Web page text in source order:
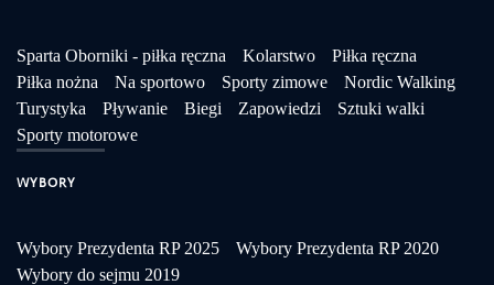
Sparta Oborniki - piłka ręczna Kolarstwo
Piłka ręczna
Piłka nożna
Na sportowo Sporty zimowe
Nordic Walking
Turystyka
Pływanie Biegi Zapowiedzi
Sztuki walki
Sporty motorowe
WYBORY
Wybory Prezydenta RP 2025
Wybory Prezydenta RP 2020
Wybory do sejmu 2019